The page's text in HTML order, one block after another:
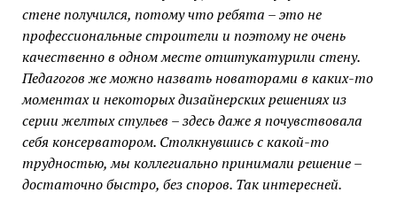
стене получился, потому что ребята – это не
профессиональные строители и поэтому не очень
качественно в одном месте отштукатурили стену.
Педагогов же можно назвать новаторами в каких-то
моментах и некоторых дизайнерских решениях из
серии желтых стульев – здесь даже я почувствовала
себя консерватором. Столкнувшись с какой-то
трудностью, мы коллегиально принимали решение –
достаточно быстро, без споров. Так интересней.